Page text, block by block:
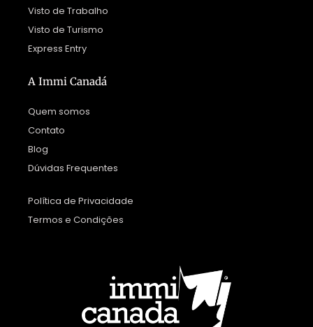
Visto de Trabalho
Visto de Turismo
Express Entry
A Immi Canadá
Quem somos
Contato
Blog
Dúvidas Frequentes
Política de Privacidade
Termos e Condições